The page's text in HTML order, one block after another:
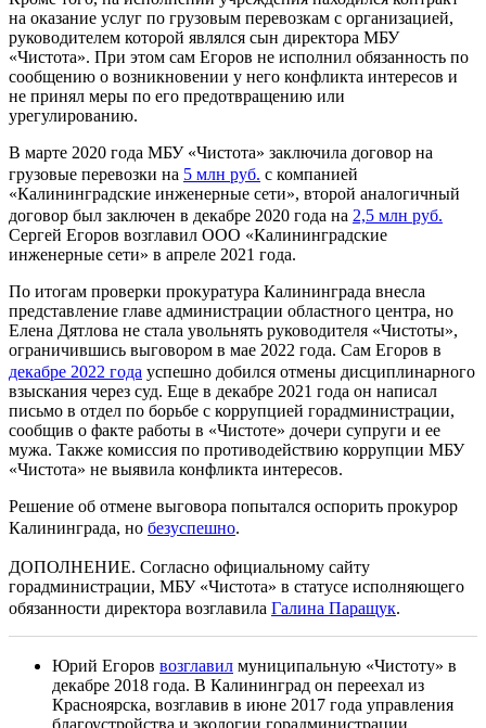
на оказание услуг по грузовым перевозкам с организацией,
руководителем которой являлся сын директора МБУ
«Чистота». При этом сам Егоров не исполнил обязанность по
сообщению о возникновении у него конфликта интересов и
не принял меры по его предотвращению или
урегулированию.
В марте 2020 года МБУ «Чистота» заключила договор на
грузовые перевозки на 5 млн руб. с компанией
«Калининградские инженерные сети», второй аналогичный
договор был заключен в декабре 2020 года на 2,5 млн руб.
Сергей Егоров возглавил ООО «Калининградские
инженерные сети» в апреле 2021 года.
По итогам проверки прокуратура Калининграда внесла
представление главе администрации областного центра, но
Елена Дятлова не стала увольнять руководителя «Чистоты»,
ограничившись выговором в мае 2022 года. Сам Егоров в
декабре 2022 года успешно добился отмены дисциплинарного
взыскания через суд. Еще в декабре 2021 года он написал
письмо в отдел по борьбе с коррупцией горадминистрации,
сообщив о факте работы в «Чистоте» дочери супруги и ее
мужа. Также комиссия по противодействию коррупции МБУ
«Чистота» не выявила конфликта интересов.
Решение об отмене выговора попытался оспорить прокурор
Калининграда, но безуспешно.
ДОПОЛНЕНИЕ. Согласно официальному сайту
горадминистрации, МБУ «Чистота» в статусе исполняющего
обязанности директора возглавила Галина Паращук.
Юрий Егоров возглавил муниципальную «Чистоту» в
декабре 2018 года. В Калининград он переехал из
Красноярска, возглавив в июне 2017 года управления
благоустройства и экологии горадминистрации.